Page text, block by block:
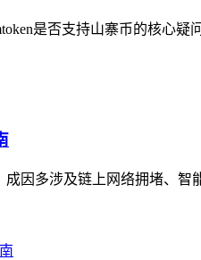
是否支持山寨币的核心
因多涉及链上网络拥堵、